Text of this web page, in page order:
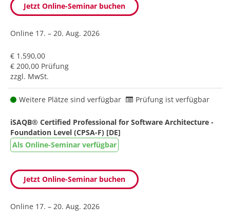
Jetzt Online-Seminar buchen
Online 17. – 20. Aug. 2026
€ 1.590,00
€ 200,00 Prüfung
zzgl. MwSt.
Weitere Plätze sind verfügbar Prüfung ist verfügbar
iSAQB® Certified Professional for Software Architecture -
Foundation Level (CPSA-F) [DE]
Als Online-Seminar verfügbar
Jetzt Online-Seminar buchen
Online 17. – 20. Aug. 2026